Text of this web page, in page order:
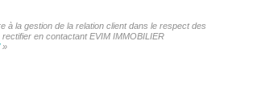
la gestion de la relation client dans le respect des
en contactant EVIM IMMOBILIER
»